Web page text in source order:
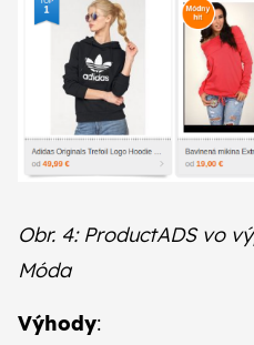
Obr. 4: ProductADS vo
Móda
Výhody: